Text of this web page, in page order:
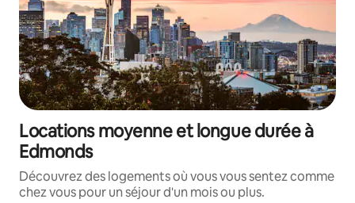
Locations moyenne et longue durée à
Edmonds
Découvrez des logements où vous vous sentez comme
chez vous pour un séjour d'un mois ou plus.